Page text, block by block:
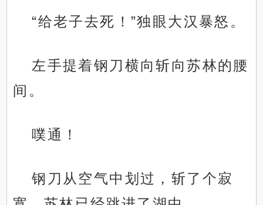
“给老子去死！”独眼大汉暴怒。
左手提着钢刀横向斩向苏林的腰
间。
噗通！
钢刀从空气中划过，斩了个寂